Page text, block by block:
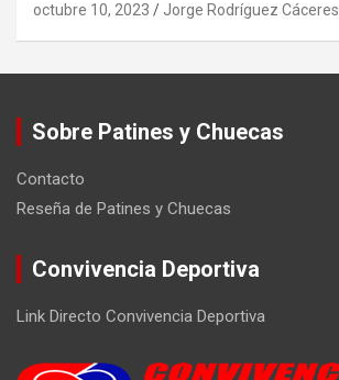
octubre 10, 2023 Jorge Rodríguez Cáceres
Sobre Patines y Chuecas
Contacto
Reseña de Patines y Chuecas
Convivencia Deportiva
Link Directo Convivencia Deportiva